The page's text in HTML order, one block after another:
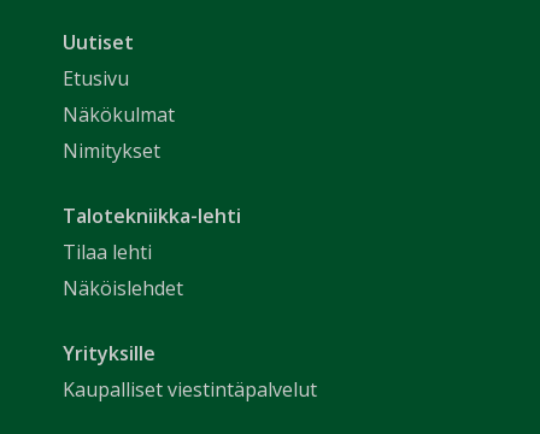
Uutiset
Etusivu
Näkökulmat
Nimitykset
Talotekniikka-lehti
Tilaa lehti
Näköislehdet
Yrityksille
Kaupalliset viestintäpalvelut